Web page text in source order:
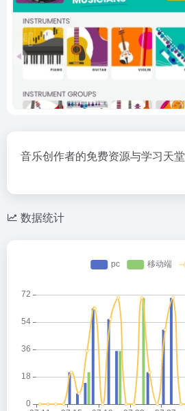
音乐创作者的免费资源与学习天堂
数据统计